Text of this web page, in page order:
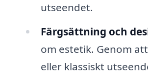
utseendet.
Färgsättning och
om estetik. Genom
eller klassiskt